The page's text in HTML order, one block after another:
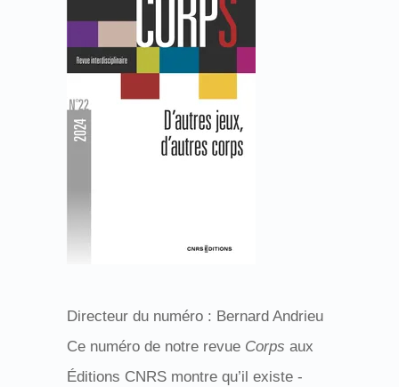
Directeur du numéro : Bernard Andrieu
Ce numéro de notre revue Corps aux
Éditions CNRS montre ­­qu’il existe ­­